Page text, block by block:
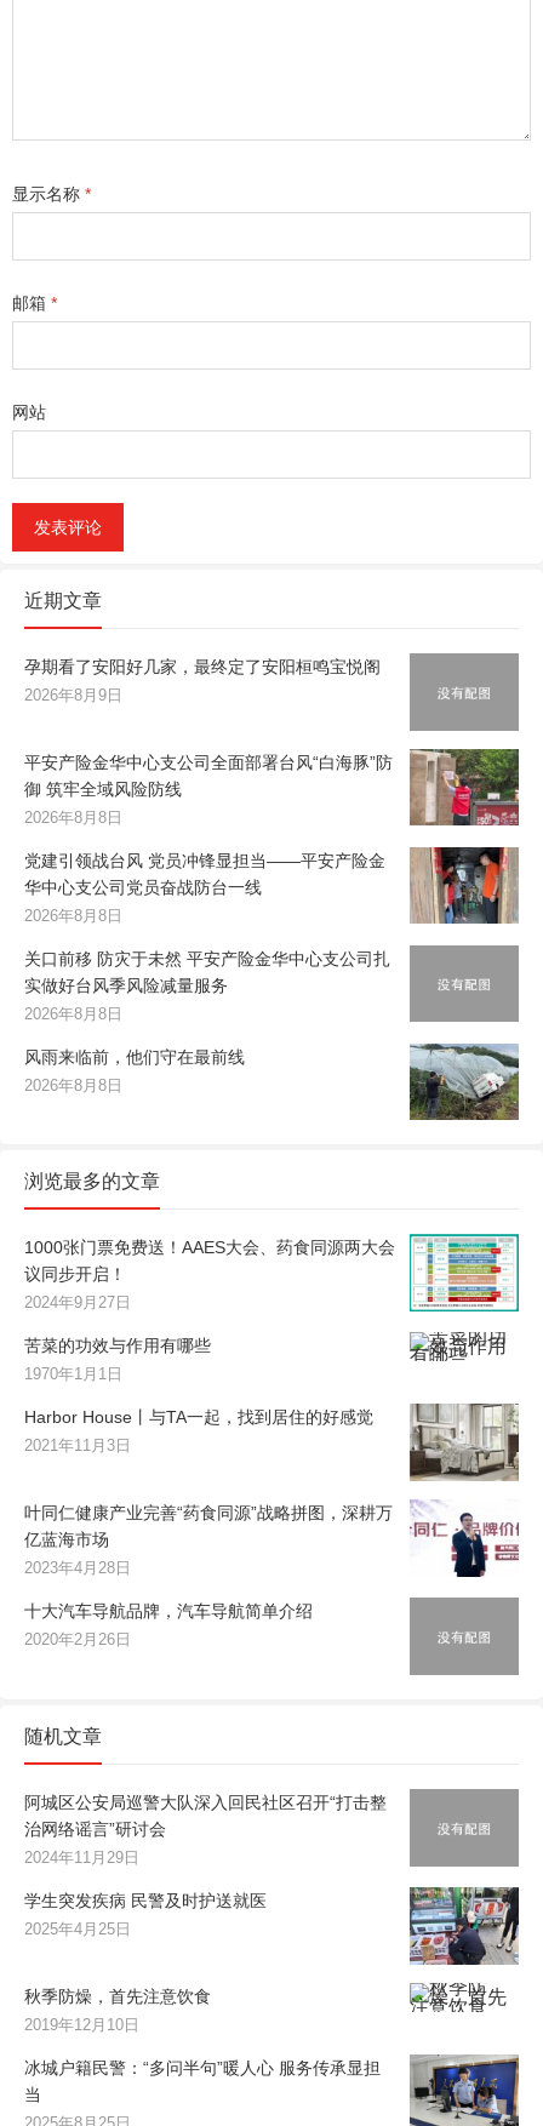
显示名称 *
邮箱 *
网站
近期文章
孕期看了安阳好几家，最终定了安阳桓鸣宝悦阁
2026年8月9日
平安产险金华中心支公司全面部署台风“白海豚”防
御 筑牢全域风险防线
2026年8月8日
党建引领战台风 党员冲锋显担当——平安产险金
华中心支公司党员奋战防台一线
2026年8月8日
关口前移 防灾于未然 平安产险金华中心支公司扎
实做好台风季风险减量服务
2026年8月8日
风雨来临前，他们守在最前线
2026年8月8日
浏览最多的文章
1000张门票免费送！AAES大会、药食同源两大会
议同步开启！
2024年9月27日
苦菜的功效与作用有哪些
1970年1月1日
Harbor House丨与TA一起，找到居住的好感觉
2021年11月3日
叶同仁健康产业完善“药食同源”战略拼图，深耕万
亿蓝海市场
2023年4月28日
十大汽车导航品牌，汽车导航简单介绍
2020年2月26日
随机文章
阿城区公安局巡警大队深入回民社区召开“打击整
治网络谣言”研讨会
2024年11月29日
学生突发疾病 民警及时护送就医
2025年4月25日
秋季防燥，首先注意饮食
2019年12月10日
冰城户籍民警：“多问半句”暖人心 服务传承显担
当